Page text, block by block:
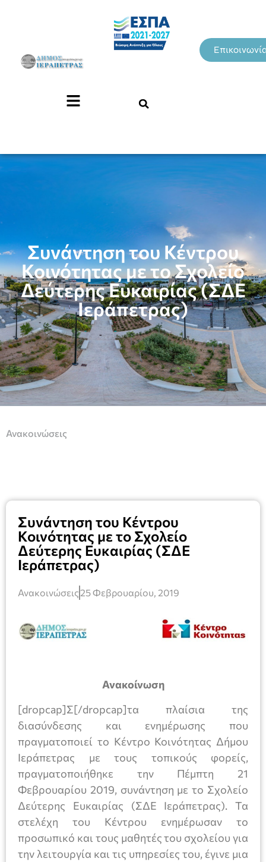
Συνάντηση του Κέντρου
Κοινότητας με το Σχολείο
Δεύτερης Ευκαιρίας (ΣΔΕ
Ιεράπετρας)
Ανακοινώσεις
Συνάντηση του Κέντρου
Κοινότητας με το Σχολείο
Δεύτερης Ευκαιρίας (ΣΔΕ
Ιεράπετρας)
Ανακοινώσεις 25 Φεβρουαρίου, 2019
Ανακοίνωση
[dropcap]Σ[/dropcap]τα πλαίσια της
διασύνδεσης και ενημέρωσης που
πραγματοποιεί το Κέντρο Κοινότητας Δήμου
Ιεράπετρας με τους τοπικούς φορείς,
πραγματοποιήθηκε την Πέμπτη 21
Φεβρουαρίου 2019, συνάντηση με το Σχολείο
Δεύτερης Ευκαιρίας (ΣΔΕ Ιεράπετρας). Τα
στελέχη του Κέντρου ενημέρωσαν το
προσωπικό και τους μαθητές του σχολείου για
την λειτουργία και τις υπηρεσίες του, έγινε μια